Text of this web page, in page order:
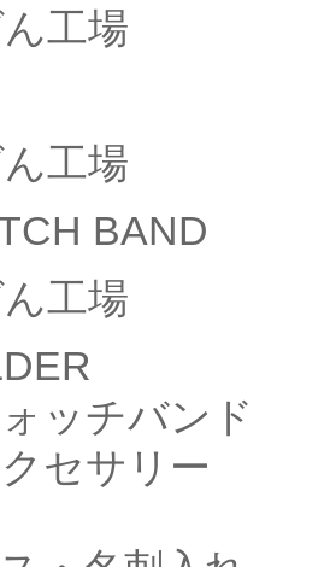
工場
工場
BAND
工場
ッチバンド
セサリー